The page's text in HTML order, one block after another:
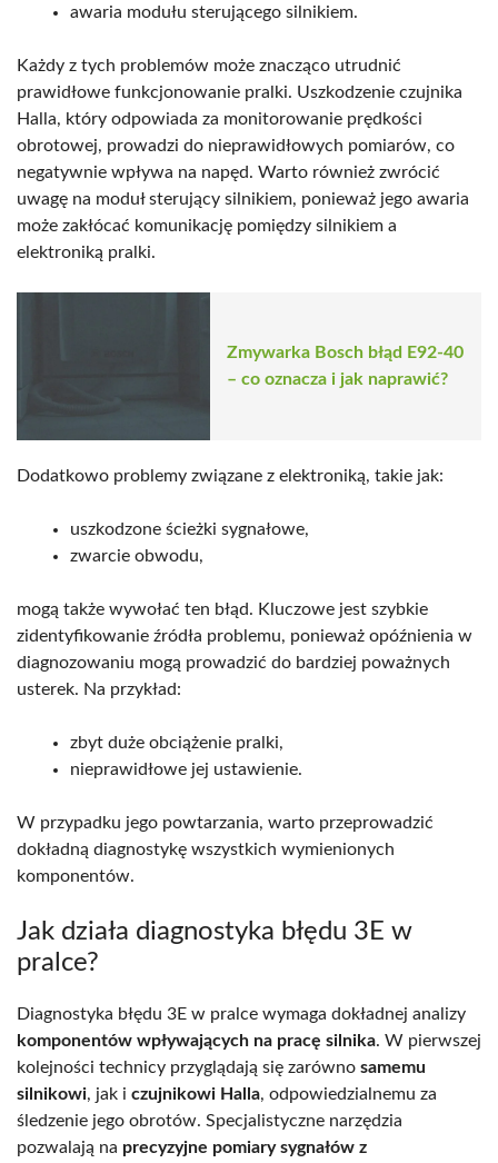
awaria modułu sterującego silnikiem.
Każdy z tych problemów może znacząco utrudnić
prawidłowe funkcjonowanie pralki. Uszkodzenie czujnika
Halla, który odpowiada za monitorowanie prędkości
obrotowej, prowadzi do nieprawidłowych pomiarów, co
negatywnie wpływa na napęd. Warto również zwrócić
uwagę na moduł sterujący silnikiem, ponieważ jego awaria
może zakłócać komunikację pomiędzy silnikiem a
elektroniką pralki.
Zmywarka Bosch błąd E92-40
– co oznacza i jak naprawić?
Dodatkowo problemy związane z elektroniką, takie jak:
uszkodzone ścieżki sygnałowe,
zwarcie obwodu,
mogą także wywołać ten błąd. Kluczowe jest szybkie
zidentyfikowanie źródła problemu, ponieważ opóźnienia w
diagnozowaniu mogą prowadzić do bardziej poważnych
usterek. Na przykład:
zbyt duże obciążenie pralki,
nieprawidłowe jej ustawienie.
W przypadku jego powtarzania, warto przeprowadzić
dokładną diagnostykę wszystkich wymienionych
komponentów.
Jak działa diagnostyka błędu 3E w
pralce?
Diagnostyka błędu 3E w pralce wymaga dokładnej analizy
komponentów wpływających na pracę silnika. W pierwszej
kolejności technicy przyglądają się zarówno samemu
silnikowi, jak i czujnikowi Halla, odpowiedzialnemu za
śledzenie jego obrotów. Specjalistyczne narzędzia
pozwalają na precyzyjne pomiary sygnałów z